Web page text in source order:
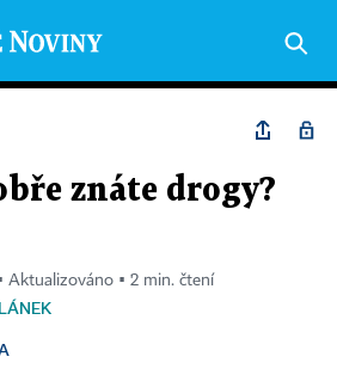
znáte drogy?
Aktualizováno ▪ 2 min. čtení